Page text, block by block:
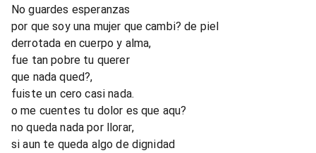
No guardes esperanzas
por que soy una mujer que cambi? de piel
derrotada en cuerpo y alma,
fue tan pobre tu querer
que nada qued?,
fuiste un cero casi nada.
o me cuentes tu dolor es que aqu?
no queda nada por llorar,
si aun te queda algo de dignidad